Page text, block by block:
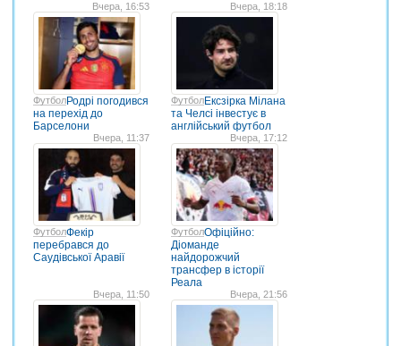
Вчера, 16:53
ФутболРодрі погодився
на перехід до
Барселони
Вчера, 18:18
ФутболЕксзірка Мілана
та Челсі інвестує в
англійський футбол
Вчера, 11:37
ФутболФекір
перебрався до
Саудівської Аравії
Вчера, 17:12
ФутболОфіційно:
Діоманде
найдорожчий
трансфер в історії
Реала
Вчера, 11:50 Вчера, 21:56